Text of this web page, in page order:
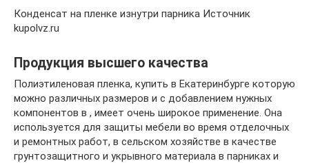
Конденсат на пленке изнутри парника Источник
kupolvz.ru
Продукция высшего качества
Полиэтиленовая пленка, купить в Екатеринбурге которую
можно различных размеров и с добавлением нужных
компонентов в , имеет очень широкое применение. Она
используется для защиты мебели во время отделочных
и ремонтных работ, в сельском хозяйстве в качестве
грунтозащитного и укрывного материала в парниках и